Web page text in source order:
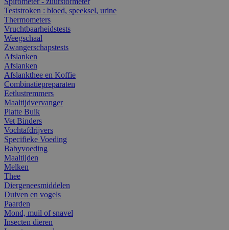
Teststroken : bloed, speeksel, urine
Thermometers
Vruchtbaarheidstests
Weegschaal
Zwangerschapstests
Afslanken
Afslanken
Afslankthee en Koffie
Combinatiepreparaten
Eetlustremmers
Maaltijdvervanger
Platte Buik
Vet Binders
Vochtafdrijvers
Specifieke Voeding
Babyvoeding
Maaltijden
Melken
Thee
Diergeneesmiddelen
Duiven en vogels
Paarden
Mond, muil of snavel
Insecten dieren